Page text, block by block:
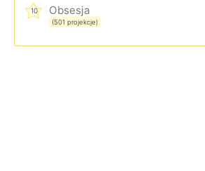
10 Obsesja
(501 projekcje)